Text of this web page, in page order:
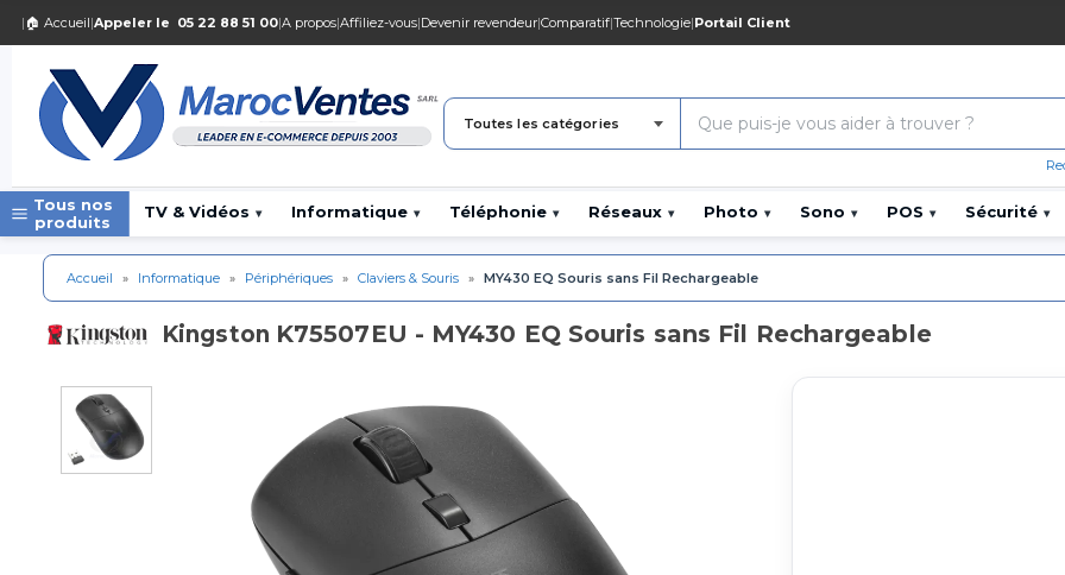
| 🏠 Accueil|Appeler le 05 22 88 51 00|A propos|Affiliez-vous|Devenir revendeur|Comparatif|Technologie|Portail Client
Toutes les catégories
Tous nos
produits
TV & Vidéos ▾ Informatique ▾ Téléphonie ▾ Réseaux ▾ Photo ▾ Sono ▾ POS ▾ Sécurité ▾
Accueil » Informatique » Périphériques » Claviers & Souris » MY430 EQ Souris sans Fil Rechargeable
Kingston K75507EU - MY430 EQ Souris sans Fil Rechargeable